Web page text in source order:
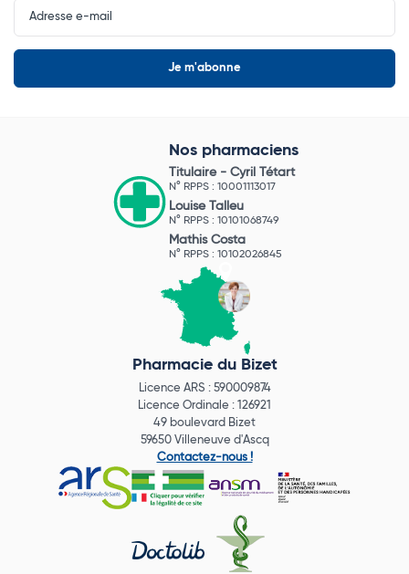
Newsletter
Nos pharmaciens
Titulaire - Cyril Tétart
N° RPPS : 10001113017
Louise Talleu
N° RPPS : 10101068749
Mathis Costa
N° RPPS : 10102026845
Pharmacie du Bizet
Licence ARS : 590009874
Licence Ordinale : 126921
49 boulevard Bizet
59650 Villeneuve d'Ascq
Contactez-nous !